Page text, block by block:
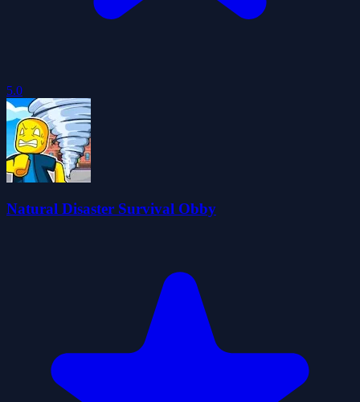
5.0
Natural Disaster Survival Obby